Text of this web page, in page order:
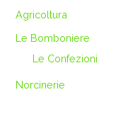
Agricoltura
Le Bomboniere
Le Confezioni
Norcinerie